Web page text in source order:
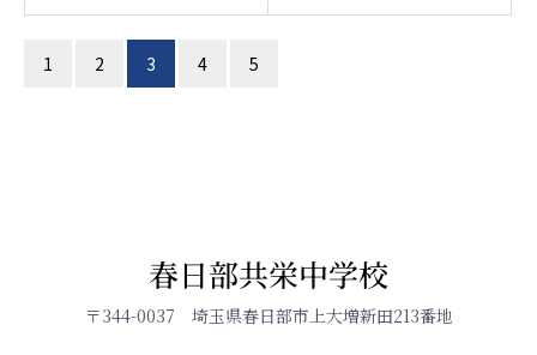
1 2 3 4 5
春日部共栄中学校
〒344-0037 埼玉県春日部市上大増新田213番地